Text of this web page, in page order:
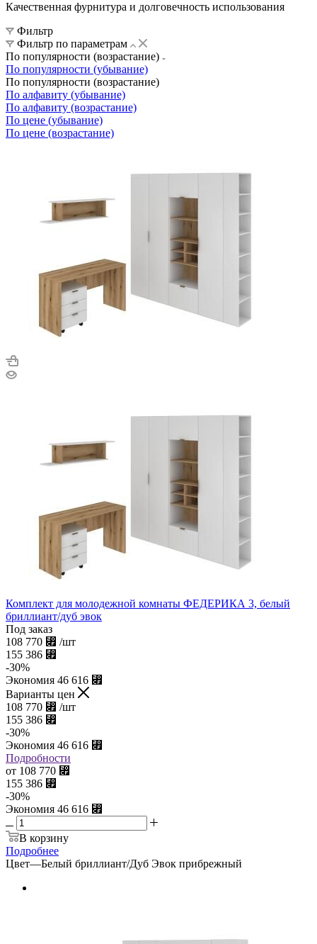
Качественная фурнитура и долговечность использования
Фильтр
Фильтр по параметрам
По популярности (возрастание)
По популярности (убывание)
По популярности (возрастание)
По алфавиту (убывание)
По алфавиту (возрастание)
По цене (убывание)
По цене (возрастание)
Комплект для молодежной комнаты ФЕДЕРИКА 3, белый
бриллиант/дуб эвок
Под заказ
108 770 ⃏ /шт
155 386 ⃏
-30%
Экономия 46 616 ⃏
Варианты цен
108 770 ⃏ /шт
155 386 ⃏
-30%
Экономия 46 616 ⃏
Подробности
от 108 770 ⃏
155 386 ⃏
-30%
Экономия 46 616 ⃏
В корзину
Подробнее
Цвет—Белый бриллиант/Дуб Эвок прибрежный